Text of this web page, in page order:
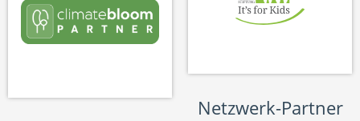
Netzwerk-Partner